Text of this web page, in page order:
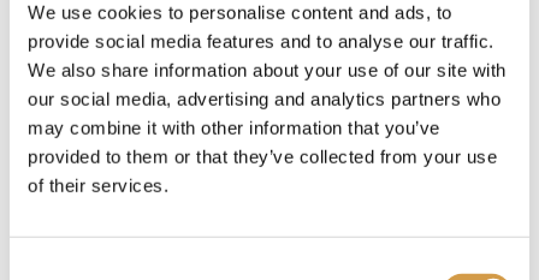
We use cookies to personalise content and ads, to
provide social media features and to analyse our traffic.
We also share information about your use of our site with
our social media, advertising and analytics partners who
may combine it with other information that you’ve
provided to them or that they’ve collected from your use
of their services.
Landen
Soort reis